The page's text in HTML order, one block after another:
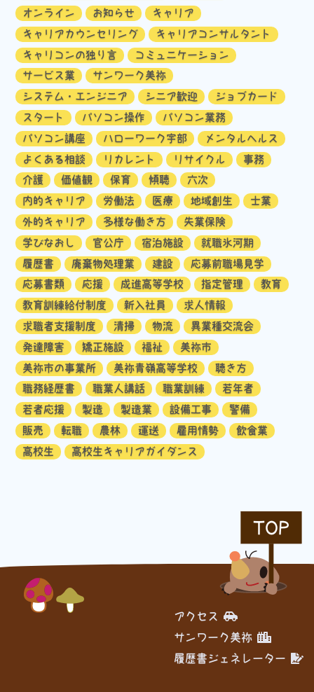
オンライン
お知らせ
キャリア
キャリアカウンセリング
キャリアコンサルタント
キャリコンの独り言
コミュニケーション
サービス業
サンワーク美祢
システム・エンジニア
シニア歓迎
ジョブカード
スタート
パソコン操作
パソコン業務
パソコン講座
ハローワーク宇部
メンタルヘルス
よくある相談
リカレント リサイクル
事務
介護
価値観 保育 傾聴
六次
内的キャリア
労働法 医療 地域創生
士業
外的キャリア
多様な働き方
失業保険
学びなおし
官公庁 宿泊施設
就職氷河期
履歴書
廃棄物処理業 建設
応募前職場見学
応募書類
応援 成進高等学校 指定管理
教育
教育訓練給付制度
新入社員
求人情報
求職者支援制度
清掃 物流
異業種交流会
発達障害
矯正施設 福祉
美祢市
美祢市の事業所
美祢青嶺高等学校
聴き方
職務経歴書
職業人講話 職業訓練
若年者
若者応援
製造 製造業 設備工事
警備
販売
転職 農林 運送 雇用情勢
飲食業
高校生
高校生キャリアガイダンス
TOP
アクセス
サンワーク美祢
履歴書ジェネレーター